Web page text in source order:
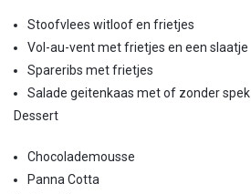
Stoofvlees witloof en frietjes
Vol-au-vent met frietjes en een slaatje
Spareribs met frietjes
Salade geitenkaas met of zonder spek
Dessert
Chocolademousse
Panna Cotta